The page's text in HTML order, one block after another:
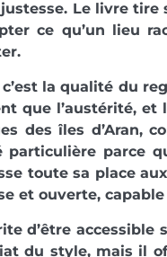
Le livre
ce qu’un lieu
la qualité du
que l’austérité,
des îles d’Aran,
parce
toute sa place
et ouverte,
d’être
du style, mais il